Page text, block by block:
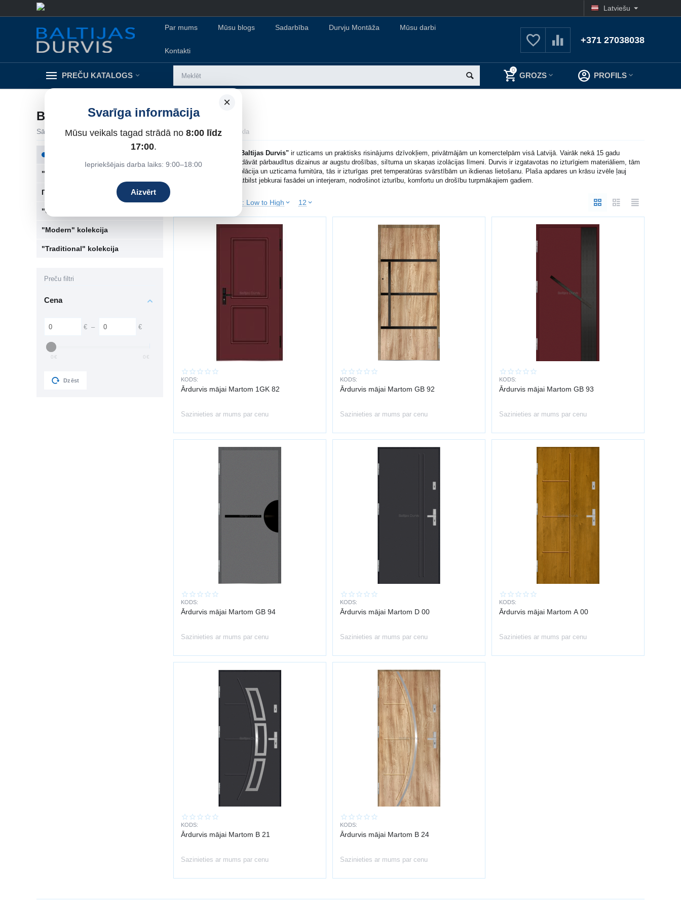
Latviešu
Par mums Mūsu blogs Sadarbība Durvju Montāža Mūsu darbi
Kontakti
+371 27038038
PREČU KATALOGS PROFILS
0
GROZS
×
Svarīga informācija
Mūsu veikals tagad strādā no8:00 līdz
17:00.
Iepriekšējais darba laiks: 9:00–18:00
Aizvērt
BEZ STIKLA
Sākums / Ārdurvis privātmājām / Ārdurvis privātmājai / Bez Stikla
"Baltijas Durvis" ir uzticams un praktisks risinājums dzīvokļiem, privātmājām un komerctelpām visā Latvijā. Vairāk nekā 15 gadu
pieredze ļauj mums piedāvāt pārbaudītus dizainus ar augstu drošības, siltuma un skaņas izolācijas līmeni. Durvis ir izgatavotas no izturīgiem materiāliem, tām
ir augstas kvalitātes izolācija un uzticama furnitūra, tās ir izturīgas pret temperatūras svārstībām un ikdienas lietošanu. Plaša apdares un krāsu izvēle ļauj
izvēlēties modeli, kas atbilst jebkurai fasādei un interjeram, nodrošinot izturību, komfortu un drošību turpmākajiem gadiem.
Price: Low to High 12
KODS:
Ārdurvis mājai Martom 1GK 82
Sazinieties ar mums par cenu
KODS:
Ārdurvis mājai Martom GB 92
Sazinieties ar mums par cenu
KODS:
Ārdurvis mājai Martom GB 93
Sazinieties ar mums par cenu
KODS:
Ārdurvis mājai Martom GB 94
Sazinieties ar mums par cenu
KODS:
Ārdurvis mājai Martom D 00
Sazinieties ar mums par cenu
KODS:
Ārdurvis mājai Martom A 00
Sazinieties ar mums par cenu
KODS:
Ārdurvis mājai Martom B 21
Sazinieties ar mums par cenu
KODS:
Ārdurvis mājai Martom B 24
Sazinieties ar mums par cenu
"Diamond" kolekcija
Геометрическая коллекция
"Classic" kolekcija
"Modern" kolekcija
"Traditional" kolekcija
Preču filtri
Cena
€ – €
0 € 0 €
Dzēst